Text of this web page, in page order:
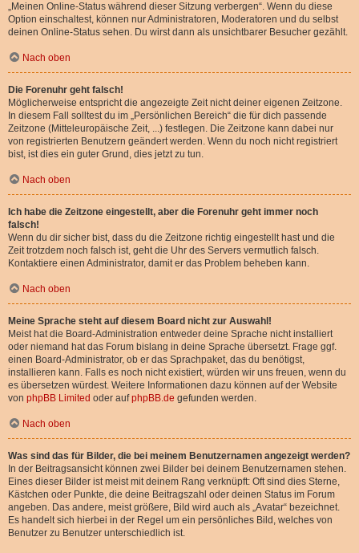
„Meinen Online-Status während dieser Sitzung verbergen“. Wenn du diese
Option einschaltest, können nur Administratoren, Moderatoren und du selbst
deinen Online-Status sehen. Du wirst dann als unsichtbarer Besucher gezählt.
Nach oben
Die Forenuhr geht falsch!
Möglicherweise entspricht die angezeigte Zeit nicht deiner eigenen Zeitzone.
In diesem Fall solltest du im „Persönlichen Bereich“ die für dich passende
Zeitzone (Mitteleuropäische Zeit, ...) festlegen. Die Zeitzone kann dabei nur
von registrierten Benutzern geändert werden. Wenn du noch nicht registriert
bist, ist dies ein guter Grund, dies jetzt zu tun.
Nach oben
Ich habe die Zeitzone eingestellt, aber die Forenuhr geht immer noch
falsch!
Wenn du dir sicher bist, dass du die Zeitzone richtig eingestellt hast und die
Zeit trotzdem noch falsch ist, geht die Uhr des Servers vermutlich falsch.
Kontaktiere einen Administrator, damit er das Problem beheben kann.
Nach oben
Meine Sprache steht auf diesem Board nicht zur Auswahl!
Meist hat die Board-Administration entweder deine Sprache nicht installiert
oder niemand hat das Forum bislang in deine Sprache übersetzt. Frage ggf.
einen Board-Administrator, ob er das Sprachpaket, das du benötigst,
installieren kann. Falls es noch nicht existiert, würden wir uns freuen, wenn du
es übersetzen würdest. Weitere Informationen dazu können auf der Website
von phpBB Limited oder aufphpBB.de gefunden werden.
Nach oben
Was sind das für Bilder, die bei meinem Benutzernamen angezeigt werden?
In der Beitragsansicht können zwei Bilder bei deinem Benutzernamen stehen.
Eines dieser Bilder ist meist mit deinem Rang verknüpft: Oft sind dies Sterne,
Kästchen oder Punkte, die deine Beitragszahl oder deinen Status im Forum
angeben. Das andere, meist größere, Bild wird auch als „Avatar“ bezeichnet.
Es handelt sich hierbei in der Regel um ein persönliches Bild, welches von
Benutzer zu Benutzer unterschiedlich ist.